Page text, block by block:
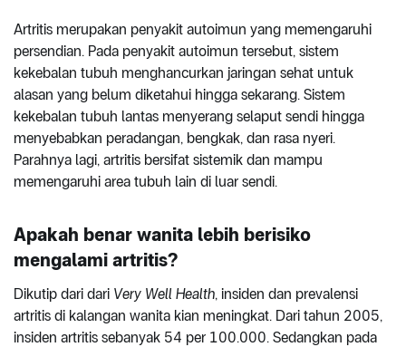
Artritis merupakan penyakit autoimun yang memengaruhi
persendian. Pada penyakit autoimun tersebut, sistem
kekebalan tubuh menghancurkan jaringan sehat untuk
alasan yang belum diketahui hingga sekarang. Sistem
kekebalan tubuh lantas menyerang selaput sendi hingga
menyebabkan peradangan, bengkak, dan rasa nyeri.
Parahnya lagi, artritis bersifat sistemik dan mampu
memengaruhi area tubuh lain di luar sendi.
Apakah benar wanita lebih berisiko
mengalami artritis?
Dikutip dari dari Very Well Health, insiden dan prevalensi
artritis di kalangan wanita kian meningkat. Dari tahun 2005,
insiden artritis sebanyak 54 per 100.000. Sedangkan pada